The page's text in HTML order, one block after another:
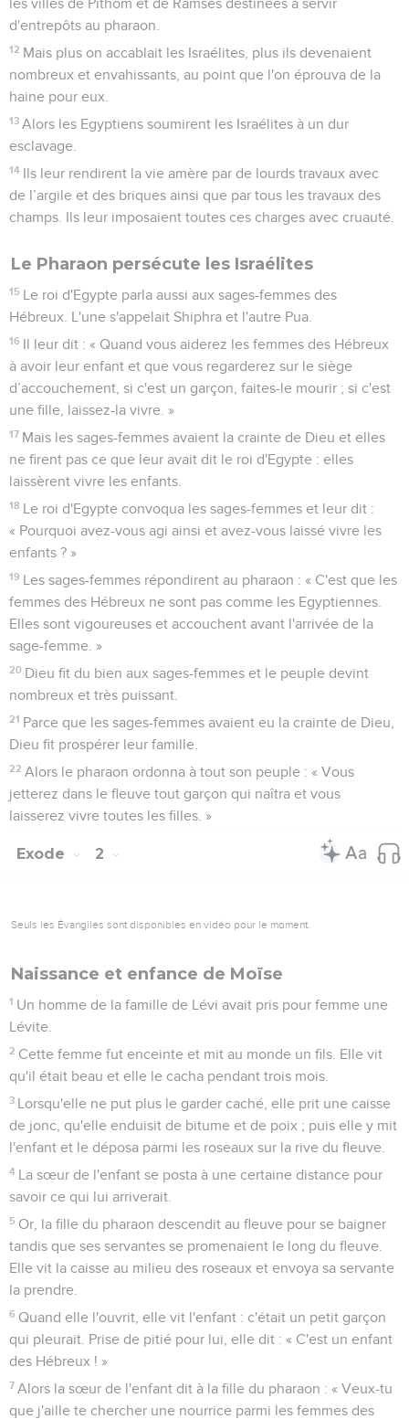
les villes de Pithom et de Ramsès destinées à servir
d'entrepôts au pharaon.
12 Mais plus on accablait les Israélites, plus ils devenaient
nombreux et envahissants, au point que l'on éprouva de la
haine pour eux.
13 Alors les Egyptiens soumirent les Israélites à un dur
esclavage.
14 Ils leur rendirent la vie amère par de lourds travaux avec
de l’argile et des briques ainsi que par tous les travaux des
champs. Ils leur imposaient toutes ces charges avec cruauté.
Le Pharaon persécute les Israélites
15 Le roi d'Egypte parla aussi aux sages-femmes des
Hébreux. L'une s'appelait Shiphra et l'autre Pua.
16 Il leur dit : « Quand vous aiderez les femmes des Hébreux
à avoir leur enfant et que vous regarderez sur le siège
d’accouchement, si c'est un garçon, faites-le mourir ; si c'est
une fille, laissez-la vivre. »
17 Mais les sages-femmes avaient la crainte de Dieu et elles
ne firent pas ce que leur avait dit le roi d'Egypte : elles
laissèrent vivre les enfants.
18 Le roi d'Egypte convoqua les sages-femmes et leur dit :
« Pourquoi avez-vous agi ainsi et avez-vous laissé vivre les
enfants ? »
19 Les sages-femmes répondirent au pharaon : « C'est que les
femmes des Hébreux ne sont pas comme les Egyptiennes.
Elles sont vigoureuses et accouchent avant l'arrivée de la
sage-femme. »
20 Dieu fit du bien aux sages-femmes et le peuple devint
nombreux et très puissant.
21 Parce que les sages-femmes avaient eu la crainte de Dieu,
Dieu fit prospérer leur famille.
22 Alors le pharaon ordonna à tout son peuple : « Vous
jetterez dans le fleuve tout garçon qui naîtra et vous
laisserez vivre toutes les filles. »
Exode 2
Seuls les Évangiles sont disponibles en vidéo pour le moment.
Naissance et enfance de Moïse
1 Un homme de la famille de Lévi avait pris pour femme une
Lévite.
2 Cette femme fut enceinte et mit au monde un fils. Elle vit
qu'il était beau et elle le cacha pendant trois mois.
3 Lorsqu'elle ne put plus le garder caché, elle prit une caisse
de jonc, qu'elle enduisit de bitume et de poix ; puis elle y mit
l'enfant et le déposa parmi les roseaux sur la rive du fleuve.
4 La sœur de l'enfant se posta à une certaine distance pour
savoir ce qui lui arriverait.
5 Or, la fille du pharaon descendit au fleuve pour se baigner
tandis que ses servantes se promenaient le long du fleuve.
Elle vit la caisse au milieu des roseaux et envoya sa servante
la prendre.
6 Quand elle l'ouvrit, elle vit l'enfant : c'était un petit garçon
qui pleurait. Prise de pitié pour lui, elle dit : « C'est un enfant
des Hébreux ! »
7 Alors la sœur de l'enfant dit à la fille du pharaon : « Veux-tu
que j'aille te chercher une nourrice parmi les femmes des